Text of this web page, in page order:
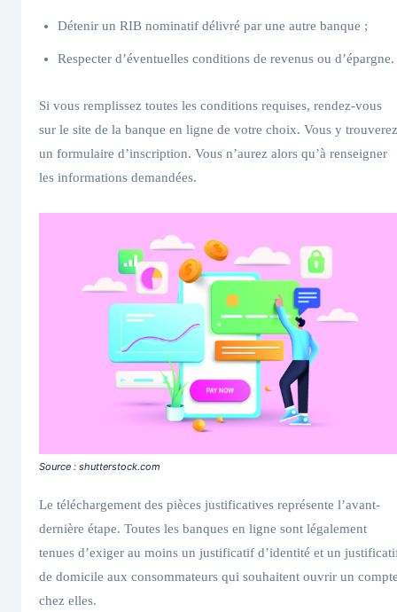
Détenir un RIB nominatif délivré par une autre banque ;
Respecter d’éventuelles conditions de revenus ou d’épargne.
Si vous remplissez toutes les conditions requises, rendez-vous
sur le site de la banque en ligne de votre choix. Vous y trouverez
un formulaire d’inscription. Vous n’aurez alors qu’à renseigner
les informations demandées.
Source : shutterstock.com
Le téléchargement des pièces justificatives représente l’avant-
dernière étape. Toutes les banques en ligne sont légalement
tenues d’exiger au moins un justificatif d’identité et un
de domicile aux consommateurs qui souhaitent ouvrir un
chez elles.